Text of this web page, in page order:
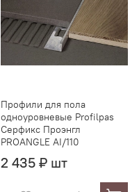
Профили для пола
одноуровневые Profilpas
Серфикс Проэнгл
PROANGLE AI/110
2 435 ₽ шт